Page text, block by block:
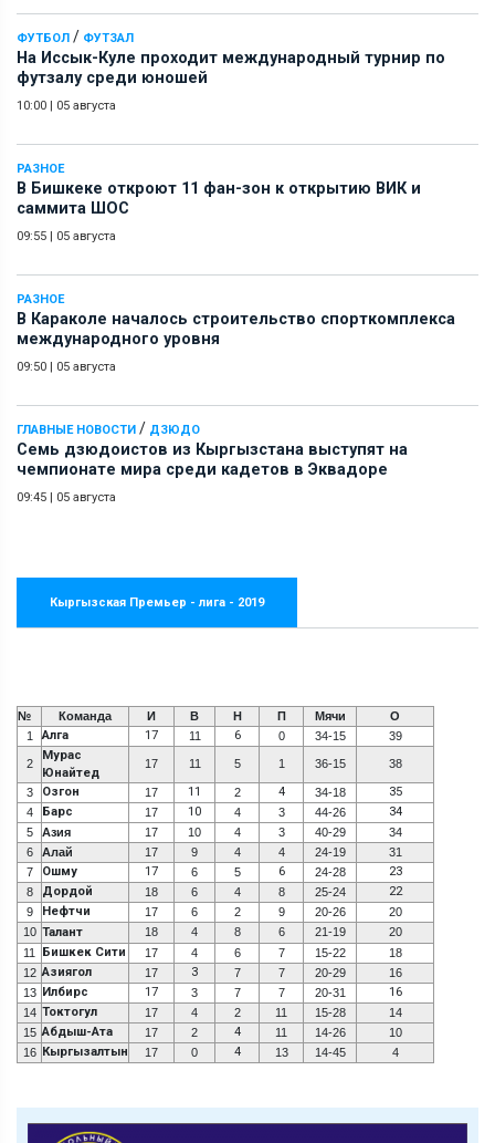
ФУТБОЛ / ФУТЗАЛ
На Иссык-Куле проходит международный турнир по
футзалу среди юношей
10:00 | 05 августа
РАЗНОЕ
В Бишкеке откроют 11 фан-зон к открытию ВИК и
саммита ШОС
09:55 | 05 августа
РАЗНОЕ
В Караколе началось строительство спорткомплекса
международного уровня
09:50 | 05 августа
ГЛАВНЫЕ НОВОСТИ / ДЗЮДО
Семь дзюдоистов из Кыргызстана выступят на
чемпионате мира среди кадетов в Эквадоре
09:45 | 05 августа
Кыргызская Премьер - лига - 2019
№ Команда И В Н П Мячи
О
1
Алга 17 11 6 0 34-15 39
2
Мурас
Юнайтед
17 11 5 1 36-15 38
3 Озгон 17 11 2 4 34-18 35
4 Барс 17 10 4 3 44-26 34
5 Азия 17 10 4 3 40-29
34
6
Алай 17 9 4 4 24-19
31
7
Ошму 17 6 5 6 24-28 23
8 Дордой 18 6 4 8 25-24 22
9 Нефтчи 17 6 2 9 20-26
20
10 Талант 18 4 8 6 21-19
20
11
Бишкек Сити 17 4 6 7 15-22
18
12 Азиягол 17 3 7 7 20-29
16
13 Илбирс 17 3 7 7 20-31 16
14 Токтогул 17 4 2 11 15-28
14
15 Абдыш-Ата 17 2 4 11 14-26
10
16 Кыргызалтын 17 0 4 13 14-45 4